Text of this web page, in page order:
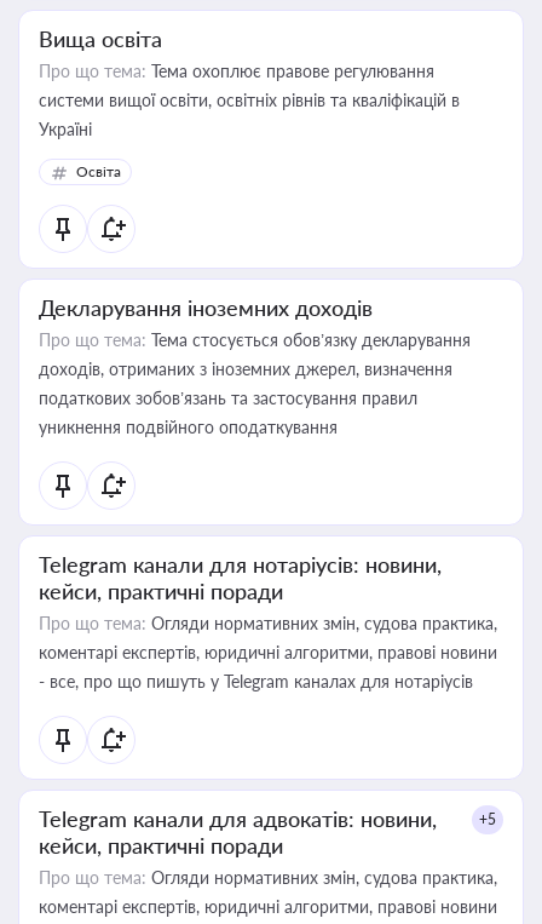
Вища освіта
Про що тема: Тема охоплює правове регулювання
системи вищої освіти, освітніх рівнів та кваліфікацій в
Україні
Освіта
Декларування іноземних доходів
Про що тема: Тема стосується обов’язку декларування
доходів, отриманих з іноземних джерел, визначення
податкових зобов’язань та застосування правил
уникнення подвійного оподаткування
Telegram канали для нотаріусів: новини,
кейси, практичні поради
Про що тема: Огляди нормативних змін, судова практика,
коментарі експертів, юридичні алгоритми, правові новини
- все, про що пишуть у Telegram каналах для нотаріусів
Telegram канали для адвокатів: новини,
кейси, практичні поради
+5
Про що тема: Огляди нормативних змін, судова практика,
коментарі експертів, юридичні алгоритми, правові новини